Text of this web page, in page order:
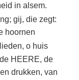
in alsem.
gij, die zegt:
hoornen
o huis
HEERE, de
drukken, van